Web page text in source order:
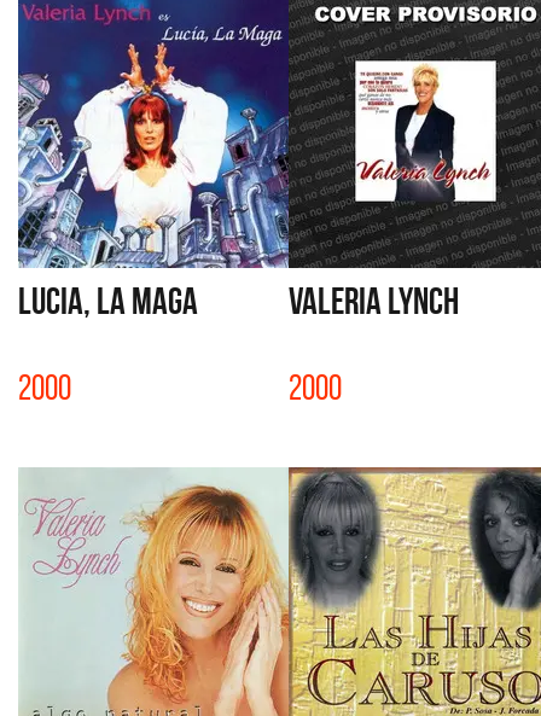
LUCIA, LA MAGA
2000
VALERIA LYNCH
2000